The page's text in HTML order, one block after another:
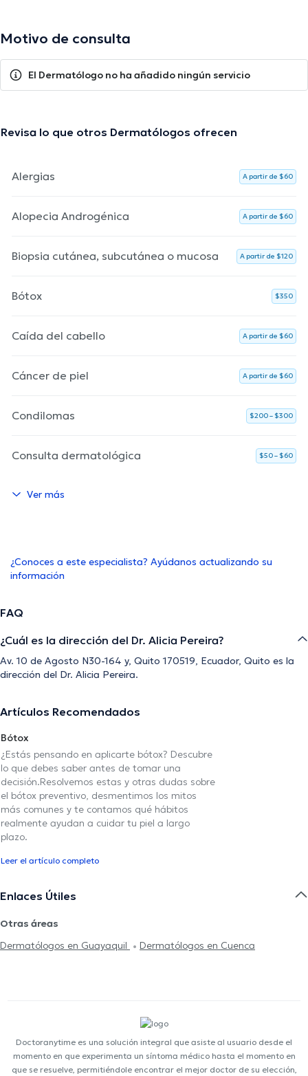
Motivo de consulta
El Dermatólogo no ha añadido ningún servicio
Revisa lo que otros Dermatólogos ofrecen
Alergias A partir de $60
Alopecia Androgénica A partir de $60
Biopsia cutánea, subcutánea o mucosa A partir de $120
Bótox $350
Caída del cabello A partir de $60
Cáncer de piel A partir de $60
Condilomas $200 – $300
Consulta dermatológica $50 – $60
Ver más
¿Conoces a este especialista? Ayúdanos actualizando su
información
FAQ
¿Cuál es la dirección del Dr. Alicia Pereira?
Av. 10 de Agosto N30-164 y, Quito 170519, Ecuador, Quito es la
dirección del Dr. Alicia Pereira.
Artículos Recomendados
Bótox
¿Estás pensando en aplicarte bótox? Descubre
lo que debes saber antes de tomar una
decisión.Resolvemos estas y otras dudas sobre
el bótox preventivo, desmentimos los mitos
más comunes y te contamos qué hábitos
realmente ayudan a cuidar tu piel a largo
plazo.
Leer el artículo completo
Enlaces Útiles
Otras áreas
Dermatólogos en Guayaquil
Dermatólogos en Cuenca
Doctoranytime es una solución integral que asiste al usuario desde el
momento en que experimenta un síntoma médico hasta el momento en
que se resuelve, permitiéndole encontrar el mejor doctor de su elección,